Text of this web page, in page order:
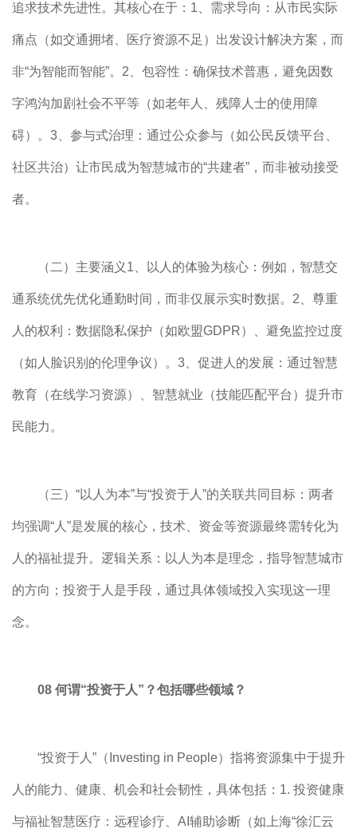
追求技术先进性。其核心在于：1、需求导向：从市民实际
痛点（如交通拥堵、医疗资源不足）出发设计解决方案，而
非“为智能而智能”。2、包容性：确保技术普惠，避免因数
字鸿沟加剧社会不平等（如老年人、残障人士的使用障
碍）。3、参与式治理：通过公众参与（如公民反馈平台、
社区共治）让市民成为智慧城市的“共建者”，而非被动接受
者。
（二）主要涵义1、以人的体验为核心：例如，智慧交
通系统优先优化通勤时间，而非仅展示实时数据。2、尊重
人的权利：数据隐私保护（如欧盟GDPR）、避免监控过度
（如人脸识别的伦理争议）。3、促进人的发展：通过智慧
教育（在线学习资源）、智慧就业（技能匹配平台）提升市
民能力。
（三）“以人为本”与“投资于人”的关联共同目标：两者
均强调“人”是发展的核心，技术、资金等资源最终需转化为
人的福祉提升。逻辑关系：以人为本是理念，指导智慧城市
的方向；投资于人是手段，通过具体领域投入实现这一理
念。
08 何谓“投资于人”？包括哪些领域？
“投资于人”（Investing in People）指将资源集中于提升
人的能力、健康、机会和社会韧性，具体包括：1. 投资健康
与福祉智慧医疗：远程诊疗、AI辅助诊断（如上海“徐汇云